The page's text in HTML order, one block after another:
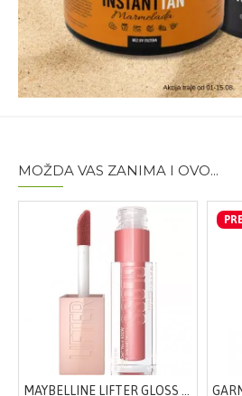
MOŽDA VAS ZANIMA I OVO...